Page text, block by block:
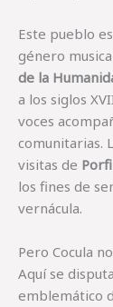
Este pueblo
género
de la
a los siglos
voces
comunitarias.
visitas de
los fines de
vernácula.
Pero Cocula
Aquí se
emblemático